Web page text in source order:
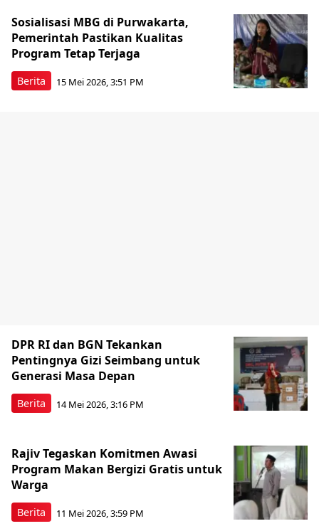
Berita
Sosialisasi MBG di Purwakarta,
Pemerintah Pastikan Kualitas
Program Tetap Terjaga
15 Mei 2026, 3:51 PM
Berita
DPR RI dan BGN Tekankan
Pentingnya Gizi Seimbang untuk
Generasi Masa Depan
14 Mei 2026, 3:16 PM
Berita
Rajiv Tegaskan Komitmen Awasi
Program Makan Bergizi Gratis untuk
Warga
11 Mei 2026, 3:59 PM